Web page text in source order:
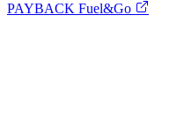
PAYBACK Fuel&Go